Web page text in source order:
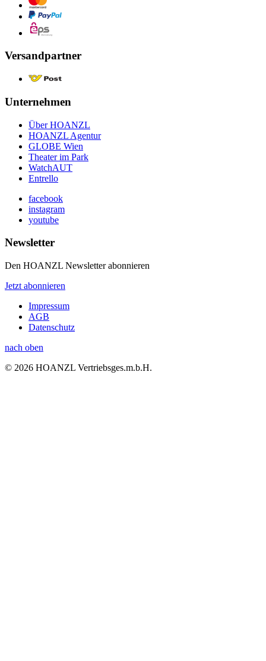
Versandpartner
Unternehmen
Über HOANZL
HOANZL Agentur
GLOBE Wien
Theater im Park
WatchAUT
Entrello
facebook
instagram
youtube
Newsletter
Den HOANZL Newsletter abonnieren
Jetzt abonnieren
Impressum
AGB
Datenschutz
nach oben
© 2026 HOANZL Vertriebsges.m.b.H.